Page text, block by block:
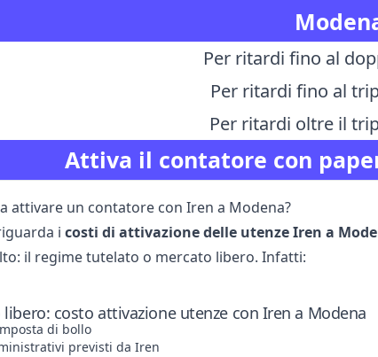
Attiva il contatore con
Per ritardi fino al
Per ritardi fino al
Per ritardi oltre il
attivare un contatore con Iren a Modena?
i costi di attivazione delle utenze Iren a
il regime tutelato o mercato libero. Infatti:
libero: costo attivazione utenze con Iren a Modena
di bollo
previsti da Iren